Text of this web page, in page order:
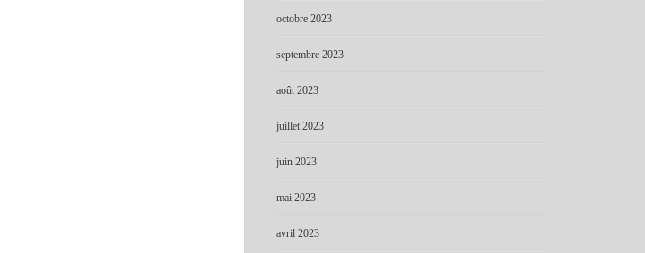
octobre 2023
septembre 2023
août 2023
juillet 2023
juin 2023
mai 2023
avril 2023